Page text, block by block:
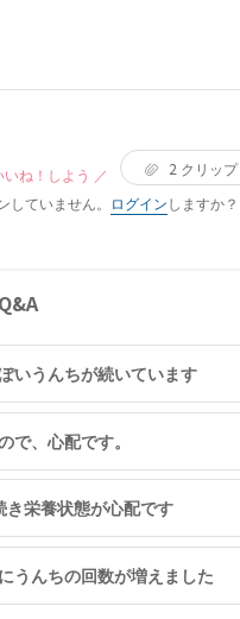
子の寝かしつけ後、パパが
子が起きてギャン泣きした
そうとしたのですが、手を
逃げられ、 心配して様子を
を担当してくれていたの
ると拒否されてしまうの
パパとの方が上手く愛着形
入る隙はないのでしょう
お世話をする時間をまた
ていますが、完全にパパ
ながらも頑張ってお世話
かもう分かりません。 今の
ものとして軽く受け止めて
とも私が上手く愛着形成や
で、かゆがっているかどう
が、薬を使った方がよいか
すればよいですか。 ・ま
ことがあります。そのよ
見でよいのでしょうか。
対応すべきなのか知りた
いたします。
ね！しよう ／ 2 クリップ
していません。
ログインしますか？
いうんちが続いています
で、心配です。
栄養状態が心配です
うんちの回数が増えました